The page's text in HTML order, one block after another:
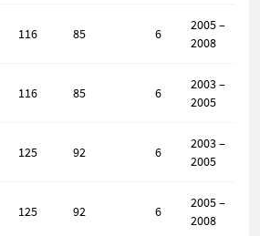
116 85 6
2005 –
2008
116 85 6
2003 –
2005
125 92 6
2003 –
2005
125 92 6
2005 –
2008